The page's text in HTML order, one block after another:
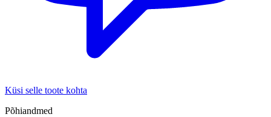
Küsi selle toote kohta
Põhiandmed